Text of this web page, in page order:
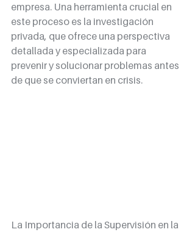
empresa. Una herramienta crucial en
este proceso es la investigación
privada, que ofrece una perspectiva
detallada y especializada para
prevenir y solucionar problemas antes
de que se conviertan en crisis.
La Importancia de la Supervisión en la